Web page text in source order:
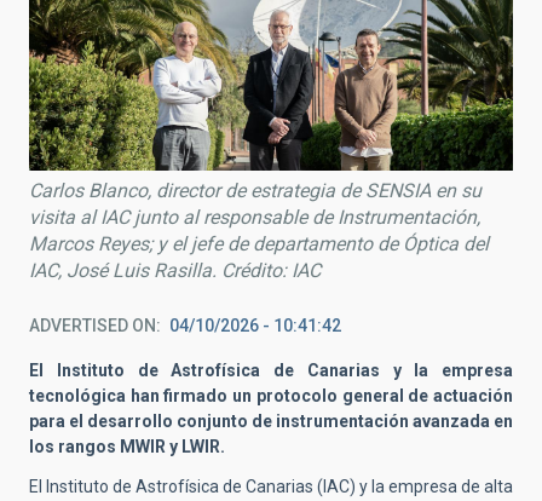
Carlos Blanco, director de estrategia de SENSIA en su
visita al IAC junto al responsable de Instrumentación,
Marcos Reyes; y el jefe de departamento de Óptica del
IAC, José Luis Rasilla. Crédito: IAC
ADVERTISED ON 04/10/2026 - 10:41:42
El Instituto de Astrofísica de Canarias y la empresa
tecnológica han firmado un protocolo general de actuación
para el desarrollo conjunto de instrumentación avanzada en
los rangos MWIR y LWIR.
El Instituto de Astrofísica de Canarias (IAC) y la empresa de alta